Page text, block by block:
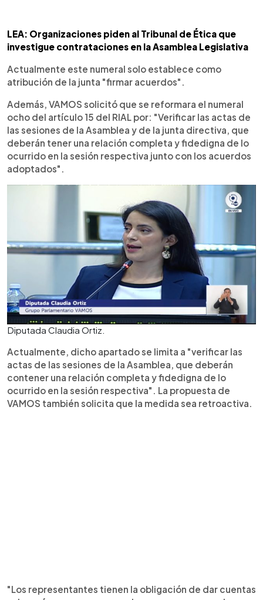
LEA: Organizaciones piden al Tribunal de Ética que
investigue contrataciones en la Asamblea Legislativa
Actualmente este numeral solo establece como
atribución de la junta "firmar acuerdos".
Además, VAMOS solicitó que se reformara el numeral
ocho del artículo 15 del RIAL por: "Verificar las actas de
las sesiones de la Asamblea y de la junta directiva, que
deberán tener una relación completa y fidedigna de lo
ocurrido en la sesión respectiva junto con los acuerdos
adoptados".
Diputada Claudia Ortiz.
Actualmente, dicho apartado se limita a "verificar las
actas de las sesiones de la Asamblea, que deberán
contener una relación completa y fidedigna de lo
ocurrido en la sesión respectiva". La propuesta de
VAMOS también solicita que la medida sea retroactiva.
"Los representantes tienen la obligación de dar cuentas